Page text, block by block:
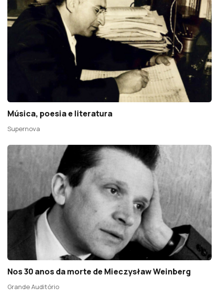
Música, poesia e literatura
Supernova
Nos 30 anos da morte de Mieczysław Weinberg
Grande Auditório